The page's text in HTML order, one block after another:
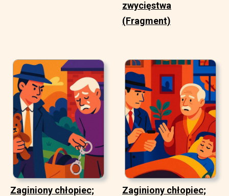
zwycięstwa
(Fragment)
Zaginiony chłopiec;
Zaginiony chłopiec;